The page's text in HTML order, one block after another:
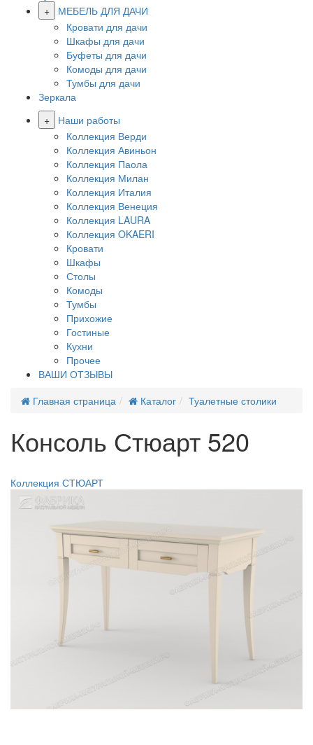
+
МЕБЕЛЬ ДЛЯ ДАЧИ
Кровати для дачи
Шкафы для дачи
Буфеты для дачи
Комоды для дачи
Тумбы для дачи
Зеркала
+
Наши работы
Коллекция Верди
Коллекция Авиньон
Коллекция Паола
Коллекция Милан
Коллекция Италия
Коллекция Венеция
Коллекция LAURA
Коллекция OKAERI
Кровати
Шкафы
Столы
Комоды
Тумбы
Прихожие
Гостиные
Кухни
Прочее
ВАШИ ОТЗЫВЫ
Главная страница
Каталог Туалетные столики
Консоль Стюарт 520
Коллекция СТЮАРТ